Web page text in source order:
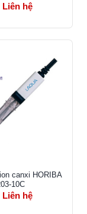
Liên hệ
canxi HORIBA
10C
Liên hệ